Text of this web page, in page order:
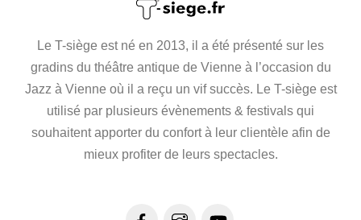
Le T-siège est né en 2013, il a été présenté sur les
gradins du théâtre antique de Vienne à l’occasion du
Jazz à Vienne où il a reçu un vif succès. Le T-siège est
utilisé par plusieurs évènements & festivals qui
souhaitent apporter du confort à leur clientèle afin de
mieux profiter de leurs spectacles.